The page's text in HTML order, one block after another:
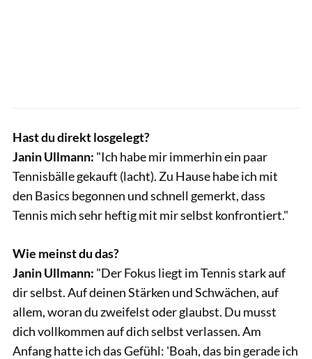
Hast du direkt losgelegt?
Janin Ullmann: "Ich habe mir immerhin ein paar
Tennisbälle gekauft (lacht). Zu Hause habe ich mit
den Basics begonnen und schnell gemerkt, dass
Tennis mich sehr heftig mit mir selbst konfrontiert."
Wie meinst du das?
Janin Ullmann: "Der Fokus liegt im Tennis stark auf
dir selbst. Auf deinen Stärken und Schwächen, auf
allem, woran du zweifelst oder glaubst. Du musst
dich vollkommen auf dich selbst verlassen. Am
Anfang hatte ich das Gefühl: 'Boah, das bin gerade ich